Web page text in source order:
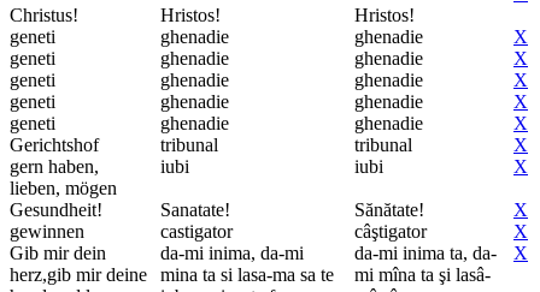
Christus!
Hristos!
Hristos!
geneti ghenadie ghenadie
X
geneti
ghenadie ghenadie
X
geneti
ghenadie ghenadie
X
geneti
ghenadie ghenadie
X
geneti
ghenadie ghenadie
X
Gerichtshof
tribunal tribunal
X
gern haben,
lieben, mögen
iubi iubi X
Gesundheit! Sanatate! Sănătate!
X
gewinnen
castigator câştigator
X
Gib mir dein
herz,gib mir deine
da-mi inima, da-mi
mina ta si lasa-ma sa te
da-mi inima ta, da-
mi mîna ta şi lasâ-
X